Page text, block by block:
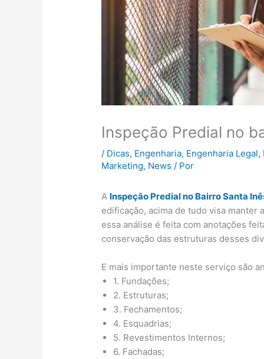
Inspeção Predial no
/ Dicas, Engenharia, Engenharia Legal,
Marketing, News / Por
A Inspeção Predial no Bairro Santa
edificação, acima de tudo visa manter
essa análise é feita com anotações
conservação das estruturas desses
E mais importante neste serviço são
1. Fundações;
2. Estruturas;
3. Fechamentos;
4. Esquadrias;
5. Revestimentos Internos;
6. Fachadas;